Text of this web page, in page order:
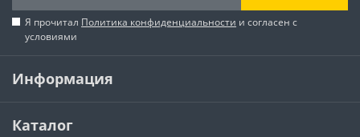
Я прочитал Политика конфиденциальности и согласен с
условиями
Информация
Каталог